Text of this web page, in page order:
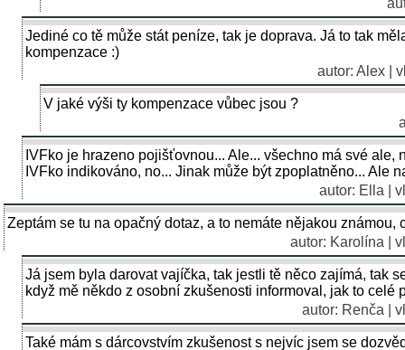
Jediné co tě může stát peníze, tak je doprava. Já to tak
kompenzace :)
autor: Alex |
V jaké výši ty kompenzace vůbec jsou ?
IVFko je hrazeno pojišťovnou... Ale... všechno má své ale,
IVFko indikováno, no... Jinak může být zpoplatněno... Ale
autor: Ella |
Zeptám se tu na opačný dotaz, a to nemáte nějakou známou,
autor: Karolína |
Já jsem byla darovat vajíčka, tak jestli tě něco zajímá, tak
když mě někdo z osobní zkušenosti informoval, jak to celé
autor: Renča |
Také mám s dárcovstvím zkušenost s nejvíc jsem se